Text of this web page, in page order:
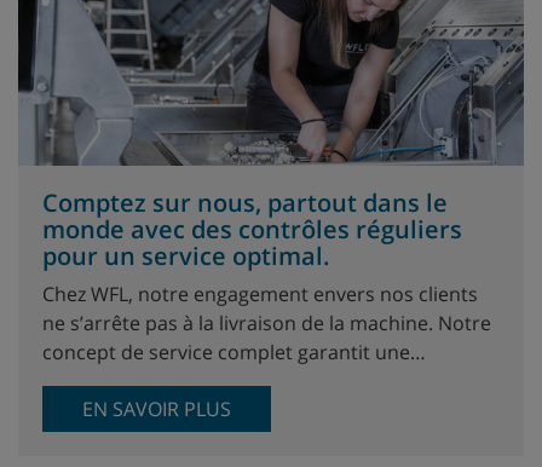
Comptez sur nous, partout dans le
monde avec des contrôles réguliers
pour un service optimal.
Chez WFL, notre engagement envers nos clients
ne s’arrête pas à la livraison de la machine. Notre
concept de service complet garantit une…
EN SAVOIR PLUS